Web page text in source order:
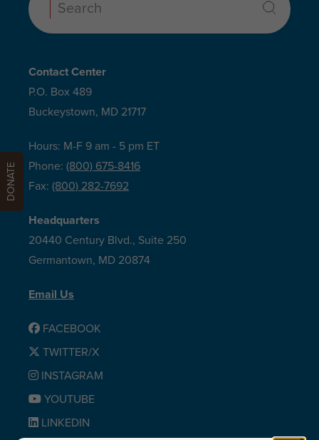
Search:
Contact Center
P.O. Box 489
Buckeystown, MD 21717
Hours: M-F 9 am - 5 pm ET
Phone: (800) 675-8416
Fax: (800) 282-7692
Headquarters
20440 Century Blvd., Suite 250
Germantown, MD 20874
Email Us
FACEBOOK
TWITTER/X
INSTAGRAM
YOUTUBE
LINKEDIN
DONATE